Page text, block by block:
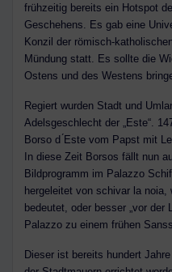
frühzeitig bereits ein Hotspot
Geschehens. Es gab eine
Konzil der römisch-
Mündung statt. Es sollte die
Ostens und des Westens
Regiert wurden Stadt und
Adelsgeschlecht der „Este“.
Borso d ́Este vom Papst mit
In diese Zeit Borsos fällt nun
Bildprogramm im Palazzo
hergeleitet von schivar la noia,
bedeutet, oder besser „vor der
Palazzo zu einem frühen
Dieser ist bereits hundert